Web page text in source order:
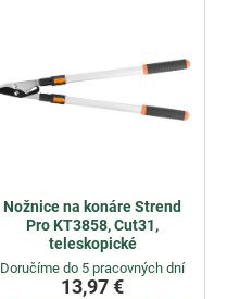
Nožnice na konáre Strend
Pro KT3858, Cut31,
teleskopické
Doručíme do 5 pracovných dní
13,97 €